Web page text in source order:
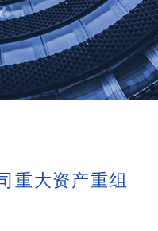
重大资产重组